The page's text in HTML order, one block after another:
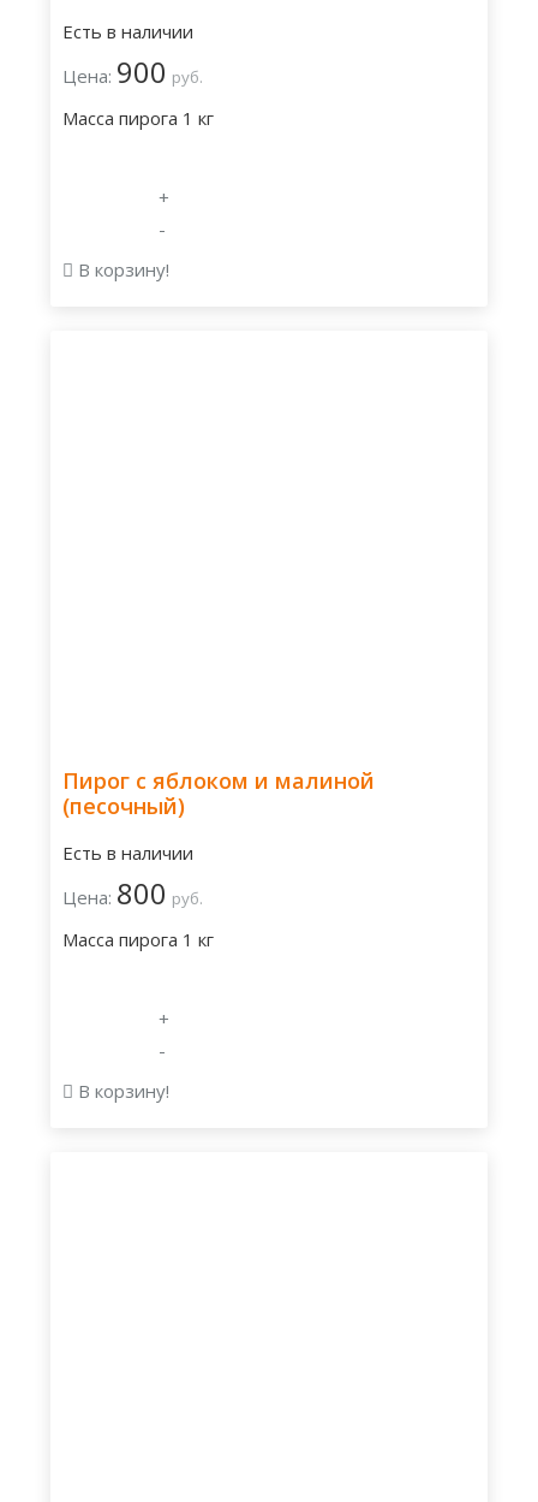
Есть в наличии
Цена: 900 руб.
Масса пирога 1 кг
+
-
В корзину!
Пирог с яблоком и малиной
(песочный)
Есть в наличии
Цена: 800 руб.
Масса пирога 1 кг
+
-
В корзину!